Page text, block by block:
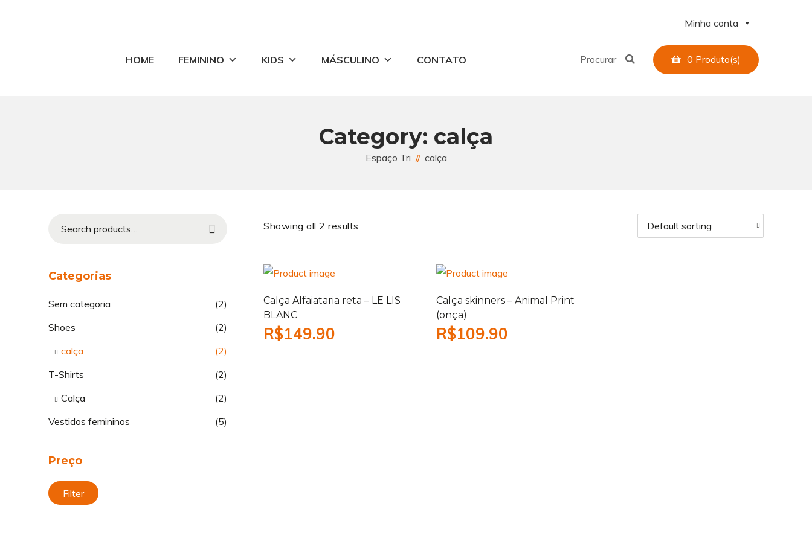
Minha conta
HOME FEMININO KIDS MÁSCULINO CONTATO Procurar 0 Produto(s)
Category: calça
Espaço Tri calça
Showing all 2 results
Calça Alfaiataria reta – LE LIS
BLANC
R$149.90
Calça skinners – Animal Print
(onça)
R$109.90
Search
Categorias
Sem categoria
(2)
Shoes
(2)
calça
(2)
T-Shirts
(2)
Calça
(2)
Vestidos femininos
(5)
Preço
Filter